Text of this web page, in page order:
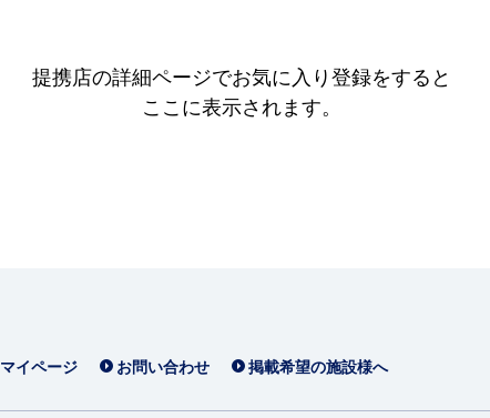
提携店の詳細ページでお気に入り登録をすると
ここに表示されます。
マイページ お問い合わせ 掲載希望の施設様へ